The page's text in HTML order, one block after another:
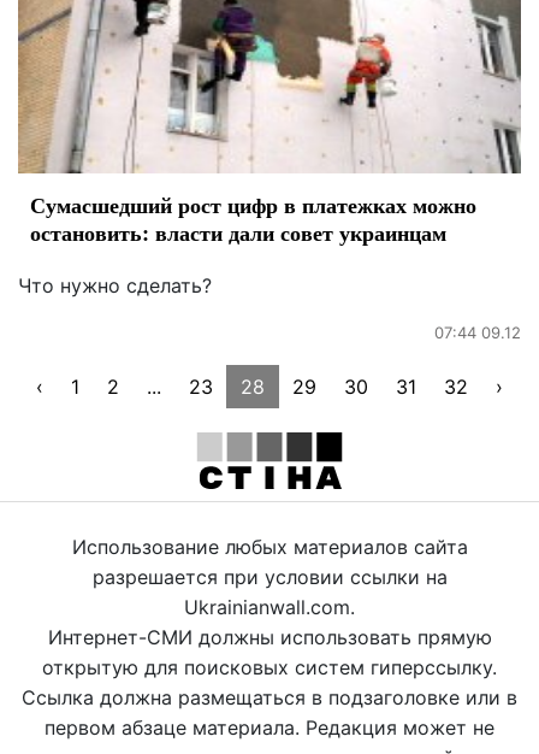
Сумасшедший рост цифр в платежках можно
остановить: власти дали совет украинцам
Что нужно сделать?
07:44 09.12
‹ 1 2 ... 23 28 29 30 31 32 ›
Использование любых материалов сайта
разрешается при условии ссылки на
Ukrainianwall.com.
Интернет-СМИ должны использовать прямую
открытую для поисковых систем гиперссылку.
Ссылка должна размещаться в подзаголовке или в
первом абзаце материала. Редакция может не